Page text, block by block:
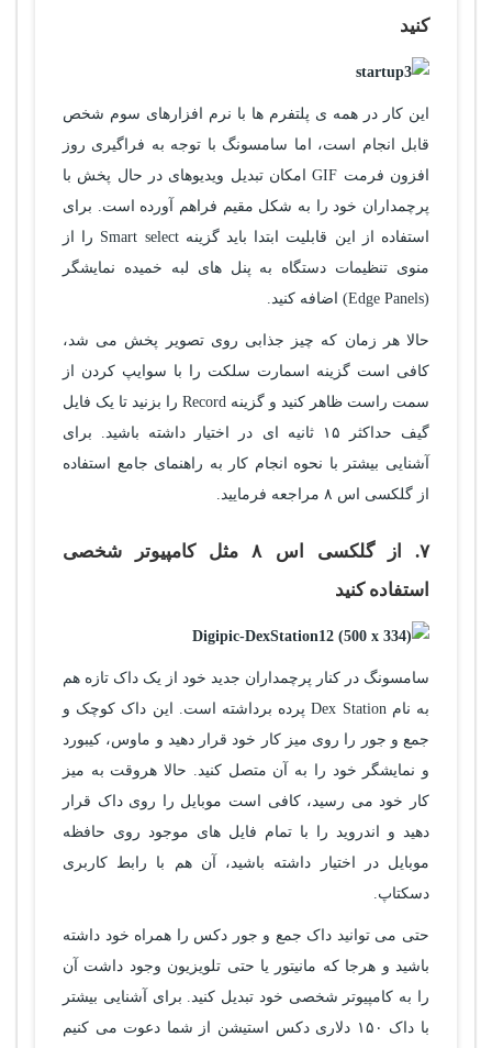
کنید
این کار در همه ی پلتفرم ها با نرم افزارهای سوم شخص
قابل انجام است، اما سامسونگ با توجه به فراگیری روز
افزون فرمت GIF امکان تبدیل ویدیوهای در حال پخش با
پرچمداران خود را به شکل مقیم فراهم آورده است. برای
استفاده از این قابلیت ابتدا باید گزینه Smart select را از
منوی تنظیمات دستگاه به پنل های لبه خمیده نمایشگر
(Edge Panels) اضافه کنید.
حالا هر زمان که چیز جذابی روی تصویر پخش می شد،
کافی است گزینه اسمارت سلکت را با سوایپ کردن از
سمت راست ظاهر کنید و گزینه Record را بزنید تا یک فایل
گیف حداکثر ۱۵ ثانیه ای در اختیار داشته باشید. برای
آشنایی بیشتر با نحوه انجام کار به راهنمای جامع استفاده
از گلکسی اس ۸ مراجعه فرمایید.
۷. از گلکسی اس ۸ مثل کامپیوتر شخصی
استفاده کنید
سامسونگ در کنار پرچمداران جدید خود از یک داک تازه هم
به نام Dex Station پرده برداشته است. این داک کوچک و
جمع و جور را روی میز کار خود قرار دهید و ماوس، کیبورد
و نمایشگر خود را به آن متصل کنید. حالا هروقت به میز
کار خود می رسید، کافی است موبایل را روی داک قرار
دهید و اندروید را با تمام فایل های موجود روی حافظه
موبایل در اختیار داشته باشید، آن هم با رابط کاربری
دسکتاپ.
حتی می توانید داک جمع و جور دکس را همراه خود داشته
باشید و هرجا که مانیتور یا حتی تلویزیون وجود داشت آن
را به کامپیوتر شخصی خود تبدیل کنید. برای آشنایی بیشتر
با داک ۱۵۰ دلاری دکس استیشن از شما دعوت می کنیم